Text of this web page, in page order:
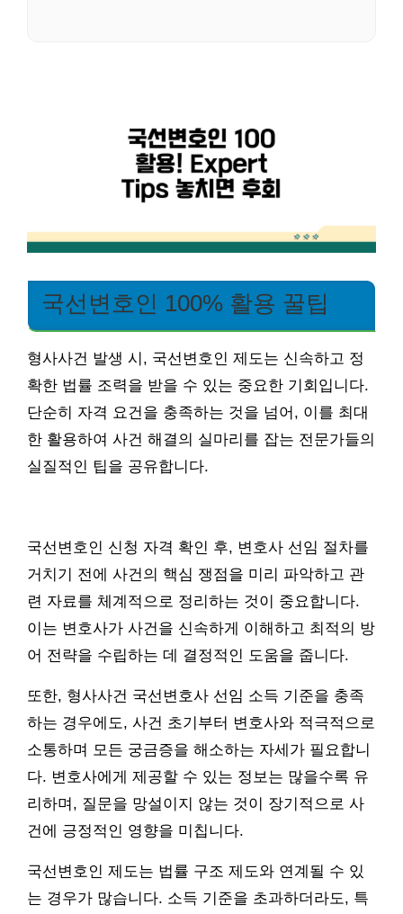
국선변호인 100% 활용 꿀팁
형사사건 발생 시, 국선변호인 제도는 신속하고 정
확한 법률 조력을 받을 수 있는 중요한 기회입니다.
단순히 자격 요건을 충족하는 것을 넘어, 이를 최대
한 활용하여 사건 해결의 실마리를 잡는 전문가들의
실질적인 팁을 공유합니다.
국선변호인 신청 자격 확인 후, 변호사 선임 절차를
거치기 전에 사건의 핵심 쟁점을 미리 파악하고 관
련 자료를 체계적으로 정리하는 것이 중요합니다.
이는 변호사가 사건을 신속하게 이해하고 최적의 방
어 전략을 수립하는 데 결정적인 도움을 줍니다.
또한, 형사사건 국선변호사 선임 소득 기준을 충족
하는 경우에도, 사건 초기부터 변호사와 적극적으로
소통하며 모든 궁금증을 해소하는 자세가 필요합니
다. 변호사에게 제공할 수 있는 정보는 많을수록 유
리하며, 질문을 망설이지 않는 것이 장기적으로 사
건에 긍정적인 영향을 미칩니다.
국선변호인 제도는 법률 구조 제도와 연계될 수 있
는 경우가 많습니다. 소득 기준을 초과하더라도, 특